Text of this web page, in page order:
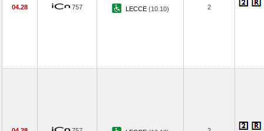
04.28 757 LECCE (10.10) 2